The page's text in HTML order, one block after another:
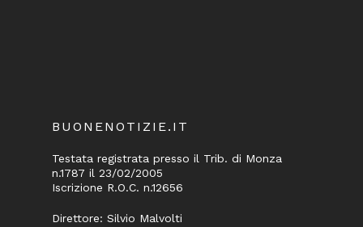
BUONENOTIZIE.IT
Testata registrata presso il Trib. di Monza
n.1787 il 23/02/2005
Iscrizione R.O.C. n.12656
Direttore: Silvio Malvolti